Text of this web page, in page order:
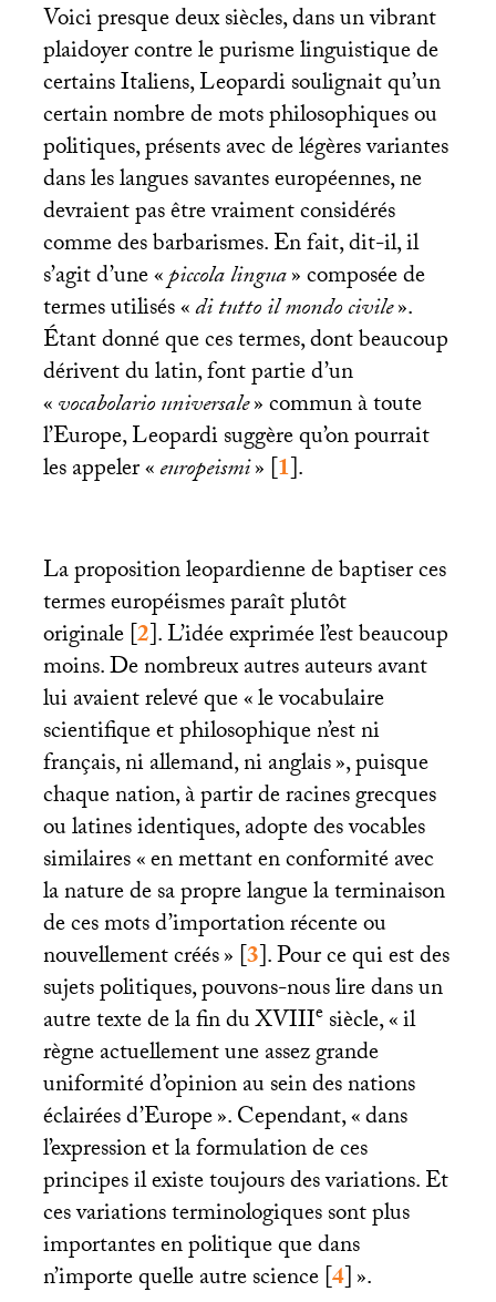
Voici presque deux siècles, dans un vibrant
plaidoyer contre le purisme linguistique de
certains Italiens, Leopardi soulignait qu’un
certain nombre de mots philosophiques ou
politiques, présents avec de légères variantes
dans les langues savantes européennes, ne
devraient pas être vraiment considérés
comme des barbarismes. En fait, dit-il, il
s’agit d’une «piccola lingua» composée de
termes utilisés «di tutto il mondo civile».
Étant donné que ces termes, dont beaucoup
dérivent du latin, font partie d’un
«vocabolario universale» commun à toute
l’Europe, Leopardi suggère qu’on pourrait
les appeler «europeismi»[1].
La proposition leopardienne de baptiser ces
termes européismes paraît plutôt
originale[2]. L’idée exprimée l’est beaucoup
moins. De nombreux autres auteurs avant
lui avaient relevé que «le vocabulaire
scientifique et philosophique n’est ni
français, ni allemand, ni anglais», puisque
chaque nation, à partir de racines grecques
ou latines identiques, adopte des vocables
similaires «en mettant en conformité avec
la nature de sa propre langue la terminaison
de ces mots d’importation récente ou
nouvellement créés»[3]. Pour ce qui est des
sujets politiques, pouvons-nous lire dans un
autre texte de la fin duXVIIIesiècle, «il
règne actuellement une assez grande
uniformité d’opinion au sein des nations
éclairées d’Europe». Cependant, «dans
l’expression et la formulation de ces
principes il existe toujours des variations. Et
ces variations terminologiques sont plus
importantes en politique que dans
n’importe quelle autre science[4]».